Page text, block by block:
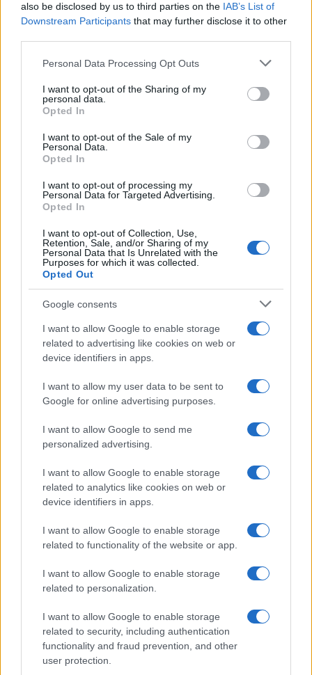
also be disclosed by us to third parties on the IAB’s List of
Downstream Participants that may further disclose it to other
Please note that this website/app uses one or more Google
not limited to your visit or usage behaviour. You may click to
grant or deny consent to Google and its third-party tags to
use your data for below specified purposes in below Google
consent section.
Personal Data Processing Opt Outs
I want to opt-out of the Sharing of my
personal data.
Opted In
I want to opt-out of the Sale of my
Personal Data.
Opted In
I want to opt-out of processing my
Personal Data for Targeted Advertising.
Opted In
I want to opt-out of Collection, Use,
Retention, Sale, and/or Sharing of my
Personal Data that Is Unrelated with the
Purposes for which it was collected.
Opted Out
Google consents
I want to allow Google to enable storage
related to advertising like cookies on web or
device identifiers in apps.
I want to allow my user data to be sent to
Google for online advertising purposes.
I want to allow Google to send me
personalized advertising.
I want to allow Google to enable storage
related to analytics like cookies on web or
device identifiers in apps.
I want to allow Google to enable storage
related to functionality of the website or app.
I want to allow Google to enable storage
related to personalization.
I want to allow Google to enable storage
related to security, including authentication
functionality and fraud prevention, and other
user protection.
Aggius conquista la classifica delle mete più
amate dell’estate 2026
Nuovi posti auto in via La Marmora, parcheggio
provvisorio a La Maddalena
bussano alle porte
Notre-Dame de Paris conquista Olbia, la prima
al Molo Brin è un successo
Paolo Pinna
Martina Agostina Diturco
I nostri cari
I nostri cari